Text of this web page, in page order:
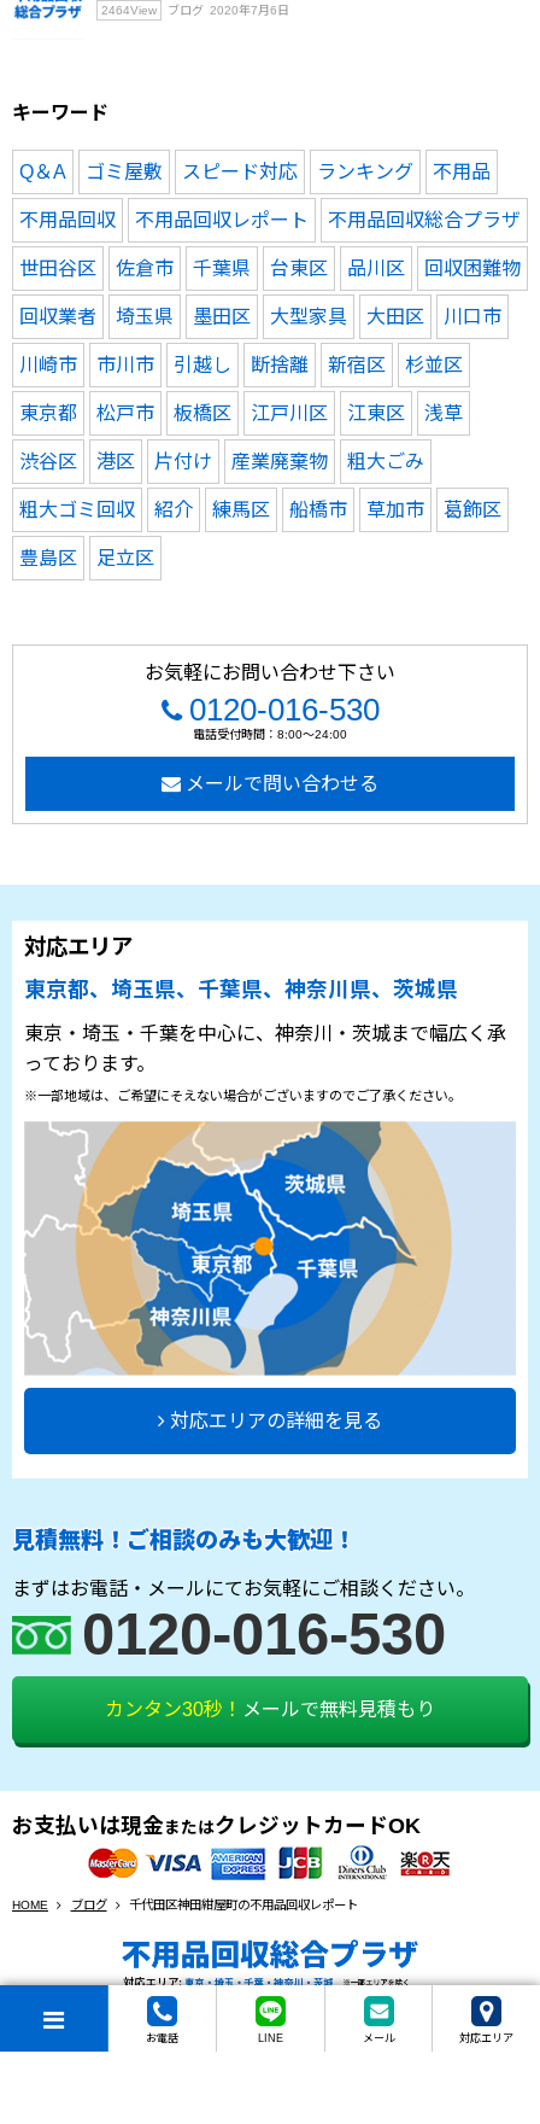
お電話 LINE メール 対応エリア
2464View ブログ 2020年7月6日
キーワード
Q＆A ゴミ屋敷 スピード対応 ランキング 不用品
不用品回収 不用品回収レポート 不用品回収総合プラザ
世田谷区 佐倉市 千葉県 台東区 品川区 回収困難物
回収業者 埼玉県 墨田区 大型家具 大田区 川口市
川崎市 市川市 引越し 断捨離 新宿区 杉並区
東京都 松戸市 板橋区 江戸川区 江東区 浅草
渋谷区 港区 片付け 産業廃棄物 粗大ごみ
粗大ゴミ回収 紹介 練馬区 船橋市 草加市 葛飾区
豊島区 足立区
お気軽にお問い合わせ下さい
0120-016-530
電話受付時間：8:00～24:00
メールで問い合わせる
対応エリア
東京都、埼玉県、千葉県、神奈川県、茨城県
東京・埼玉・千葉を中心に、神奈川・茨城まで幅広く承
っております。
※一部地域は、ご希望にそえない場合がございますのでご了承ください。
対応エリアの詳細を見る
見積無料！ご相談のみも大歓迎！
まずはお電話・メールにてお気軽にご相談ください。
0120-016-530
カンタン30秒！ メールで無料見積もり
お支払いは現金またはクレジットカードOK
HOME ブログ 千代田区神田紺屋町の不用品回収レポート
© 2026 不用品回収総合プラザ All rights reserved.